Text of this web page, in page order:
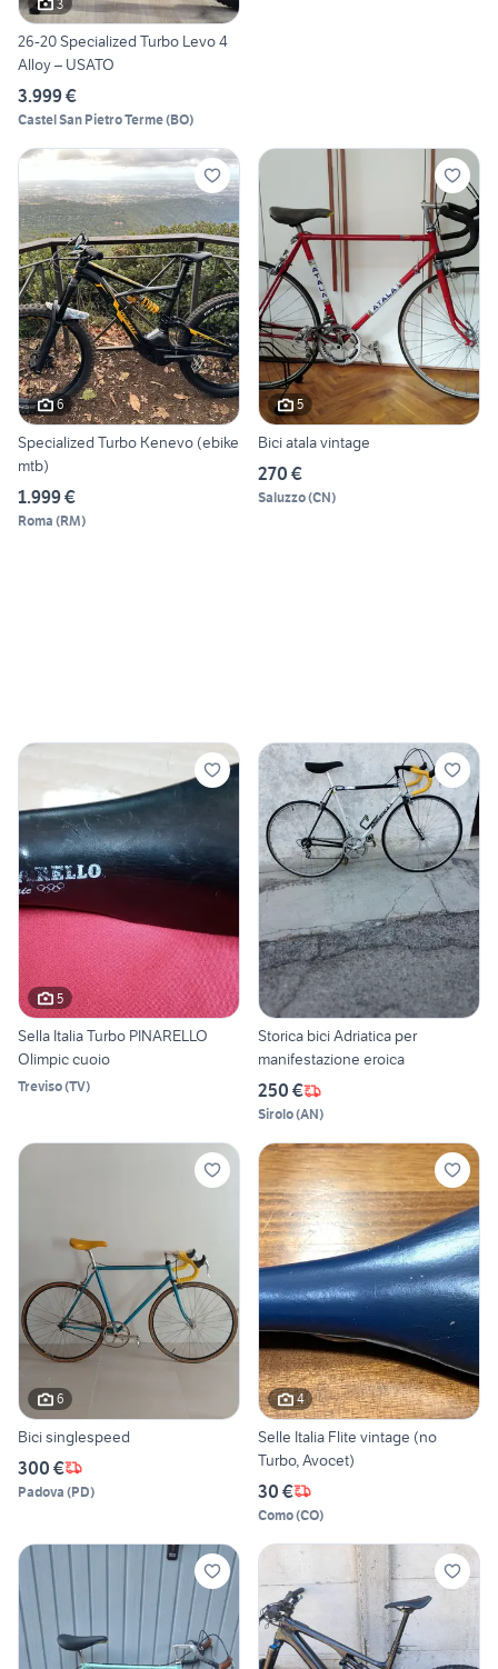
3
26-20 Specialized Turbo Levo 4
Alloy – USATO
3.999 €
Castel San Pietro Terme(BO)
6
Specialized Turbo Kenevo (ebike
mtb)
1.999 €
Roma (RM)
5
Bici atala vintage
270 €
Saluzzo(CN)
5
Sella Italia Turbo PINARELLO
Olimpic cuoio
Treviso(TV)
Storica bici Adriatica per
manifestazione eroica
250 €
Sirolo(AN)
6
Bici singlespeed
300 €
Padova (PD)
4
Selle Italia Flite vintage (no
Turbo, Avocet)
30 €
Como(CO)